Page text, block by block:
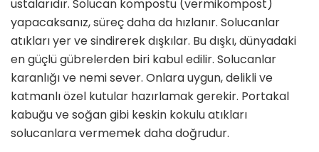
ustalarıdır. Solucan kompostu (vermikompost)
yapacaksanız, süreç daha da hızlanır. Solucanlar
atıkları yer ve sindirerek dışkılar. Bu dışkı, dünyadaki
en güçlü gübrelerden biri kabul edilir. Solucanlar
karanlığı ve nemi sever. Onlara uygun, delikli ve
katmanlı özel kutular hazırlamak gerekir. Portakal
kabuğu ve soğan gibi keskin kokulu atıkları
solucanlara vermemek daha doğrudur.